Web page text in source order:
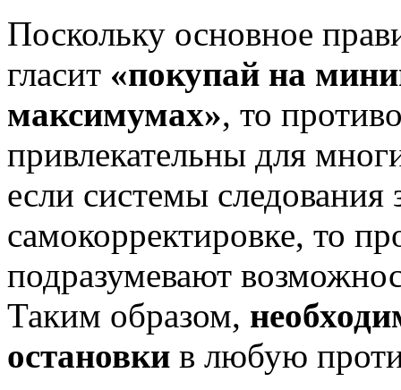
Поскольку основное
гласит «покупай на
максимумах», то
привлекательны для
если системы
самокорректировке, то
подразумевают
Таким образом,
остановки в любую